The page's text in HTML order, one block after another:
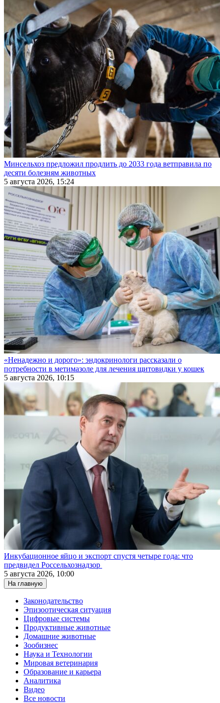
Минсельхоз предложил продлить до 2033 года ветправила по
десяти болезням животных
5 августа 2026, 15:24
«Ненадежно и дорого»: эндокринологи рассказали о
потребности в метимазоле для лечения щитовидки у кошек
5 августа 2026, 10:15
Инкубационное яйцо и экспорт спустя четыре года: что
предвидел Россельхознадзор
5 августа 2026, 10:00
На главную
Законодательство
Эпизоотическая ситуация
Цифровые системы
Продуктивные животные
Домашние животные
Зообизнес
Наука и Технологии
Мировая ветеринария
Образование и карьера
Аналитика
Видео
Все новости